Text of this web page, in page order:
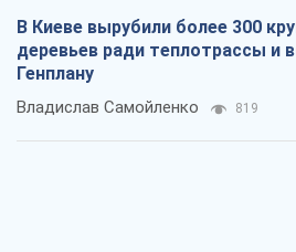
В Киеве вырубили более 300
деревьев ради теплотрассы и
Генплану
Владислав Самойленко 819